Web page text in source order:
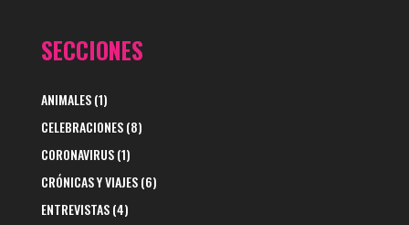
SECCIONES
ANIMALES(1)
CELEBRACIONES(8)
CORONAVIRUS(1)
CRÓNICAS Y VIAJES(6)
ENTREVISTAS(4)